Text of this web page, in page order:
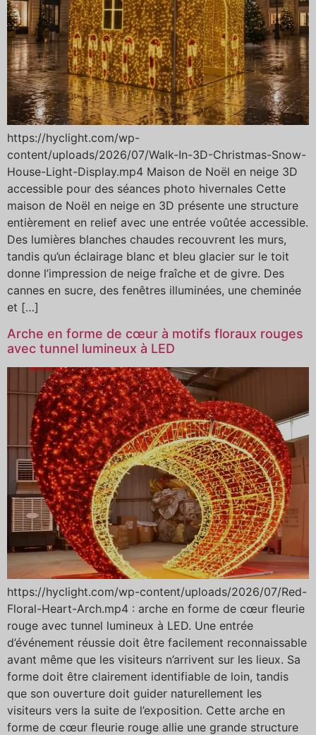
https://hyclight.com/wp-
content/uploads/2026/07/Walk-In-3D-Christmas-Snow-
House-Light-Display.mp4 Maison de Noël en neige 3D
accessible pour des séances photo hivernales Cette
maison de Noël en neige en 3D présente une structure
entièrement en relief avec une entrée voûtée accessible.
Des lumières blanches chaudes recouvrent les murs,
tandis qu’un éclairage blanc et bleu glacier sur le toit
donne l’impression de neige fraîche et de givre. Des
cannes en sucre, des fenêtres illuminées, une cheminée
et […]
Arche en forme de cœur à motifs floraux rouges
avec tunnel lumineux à LED
https://hyclight.com/wp-content/uploads/2026/07/Red-
Floral-Heart-Arch.mp4 : arche en forme de cœur fleurie
rouge avec tunnel lumineux à LED. Une entrée
d’événement réussie doit être facilement reconnaissable
avant même que les visiteurs n’arrivent sur les lieux. Sa
forme doit être clairement identifiable de loin, tandis
que son ouverture doit guider naturellement les
visiteurs vers la suite de l’exposition. Cette arche en
forme de cœur fleurie rouge allie une grande structure